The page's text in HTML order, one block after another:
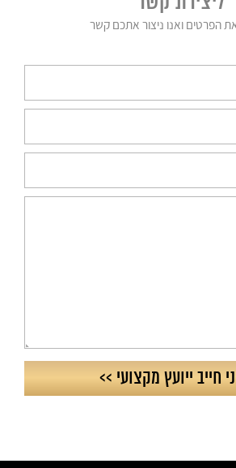
הפרטים ואנו ניצור אתכם קשר